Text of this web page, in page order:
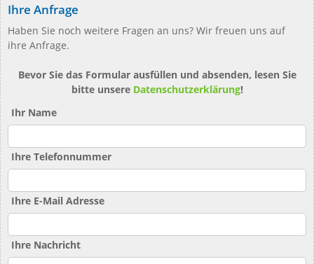
Ihre Anfrage
Haben Sie noch weitere Fragen an uns? Wir freuen uns auf
ihre Anfrage.
Bevor Sie das Formular ausfüllen und absenden, lesen Sie
bitte unsere Datenschutzerklärung!
Ihr Name
Ihre Telefonnummer
Ihre E-Mail Adresse
Ihre Nachricht